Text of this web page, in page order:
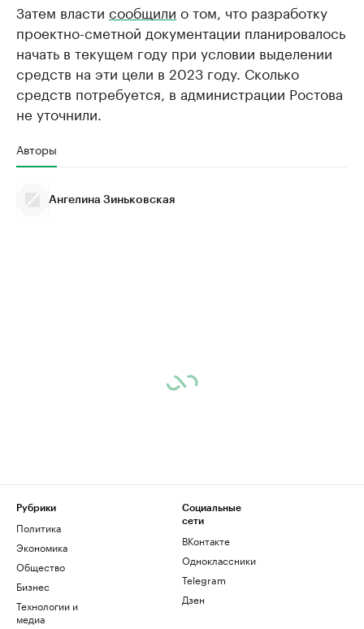
Затем власти сообщили о том, что разработку
проектно-сметной документации планировалось
начать в текущем году при условии выделении
средств на эти цели в 2023 году. Сколько
средств потребуется, в администрации Ростова
не уточнили.
Авторы
Ангелина Зиньковская
Рубрики
Политика
Экономика
Общество
Бизнес
Технологии и
медиа
Социальные
сети
ВКонтакте
Одноклассники
Telegram
Дзен